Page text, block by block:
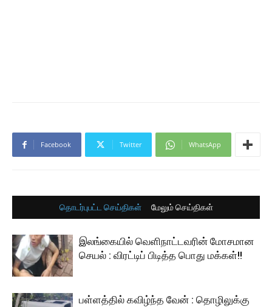
Facebook Twitter WhatsApp
தொடர்புபட்ட செய்திகள் மேலும் செய்திகள்
இலங்கையில் வெளிநாட்டவரின் மோசமான
செயல் : விரட்டிப் பிடித்த பொது மக்கள்!!
பள்ளத்தில் கவிழ்ந்த வேன் : தொழிலுக்கு